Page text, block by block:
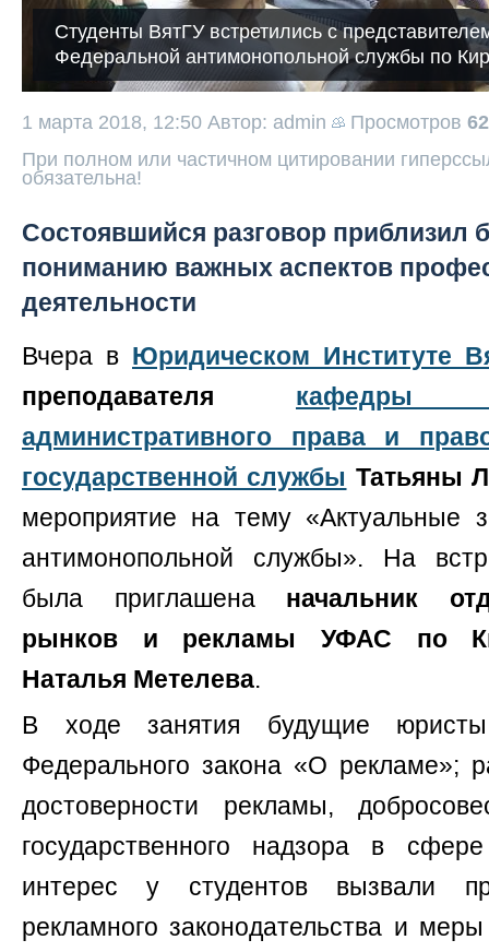
Студенты ВятГУ встретились с
Федеральной антимонопольной службы по
1 марта 2018, 12:50 Автор: admin Просмотров
При полном или частичном цитировании
обязательна!
Состоявшийся разговор приблизил
пониманию важных аспектов
деятельности
Вчера в Юридическом Институте
преподавателя кафедры
административного права и
государственной службы Татьяны
мероприятие на тему «Актуальные
антимонопольной службы». На
была приглашена начальник
рынков и рекламы УФАС по
Наталья Метелева.
В ходе занятия будущие
Федерального закона «О рекламе»;
достоверности рекламы,
государственного надзора в
интерес у студентов вызвали
рекламного законодательства и